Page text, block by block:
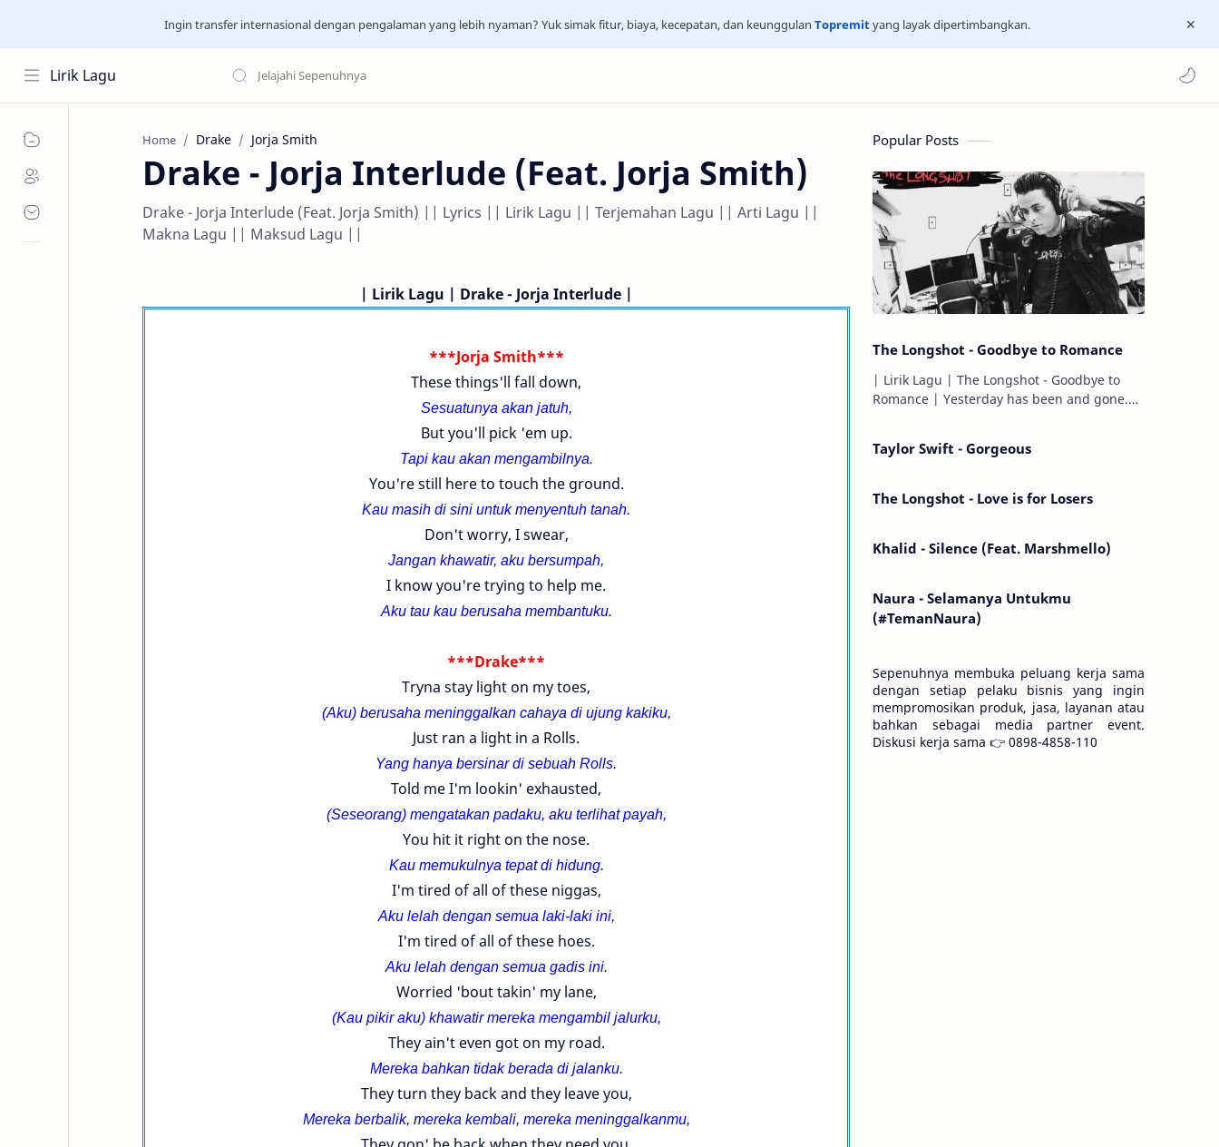
Ingin transfer internasional dengan pengalaman yang lebih nyaman? Yuk simak fitur, biaya, kecepatan, dan keunggulan Topremityang layak dipertimbangkan.
Lirik Lagu
Home Drake Jorja Smith
Drake - Jorja Interlude (Feat. Jorja Smith)
Drake - Jorja Interlude (Feat. Jorja Smith) || Lyrics || Lirik Lagu || Terjemahan Lagu || Arti Lagu ||
Makna Lagu || Maksud Lagu ||
| Lirik Lagu | Drake - Jorja Interlude |
***Jorja Smith***
These things'll fall down,
Sesuatunya akan jatuh,
But you'll pick 'em up.
Tapi kau akan mengambilnya.
You're still here to touch the ground.
Kau masih di sini untuk menyentuh tanah.
Don't worry, I swear,
Jangan khawatir, aku bersumpah,
I know you're trying to help me.
Aku tau kau berusaha membantuku.
***Drake***
Tryna stay light on my toes,
(Aku) berusaha meninggalkan cahaya di ujung kakiku,
Just ran a light in a Rolls.
Yang hanya bersinar di sebuah Rolls.
Told me I'm lookin' exhausted,
(Seseorang) mengatakan padaku, aku terlihat payah,
You hit it right on the nose.
Kau memukulnya tepat di hidung.
I'm tired of all of these niggas,
Aku lelah dengan semua laki-laki ini,
I'm tired of all of these hoes.
Aku lelah dengan semua gadis ini.
Worried 'bout takin' my lane,
(Kau pikir aku) khawatir mereka mengambil jalurku,
They ain't even got on my road.
Mereka bahkan tidak berada di jalanku.
They turn they back and they leave you,
Mereka berbalik, mereka kembali, mereka meninggalkanmu,
Popular Posts
The Longshot - Goodbye to Romance
| Lirik Lagu | The Longshot - Goodbye to
Romance | Yesterday has been and gone.
Taylor Swift - Gorgeous
The Longshot - Love is for Losers
Khalid - Silence (Feat. Marshmello)
Naura - Selamanya Untukmu
(#TemanNaura)
Sepenuhnya membuka peluang kerja sama
dengan setiap pelaku bisnis yang ingin
mempromosikan produk, jasa, layanan atau
bahkan sebagai media partner event.
Diskusi kerja sama 👉 0898-4858-110